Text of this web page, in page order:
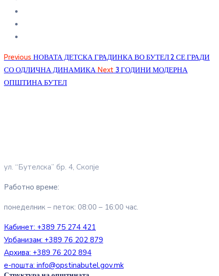
Previous НОВАТА ДЕТСКА ГРАДИНКА ВО БУТЕЛ 2 СЕ ГРАДИ
СО ОДЛИЧНА ДИНАМИКА Next 3 ГОДИНИ МОДЕРНА
ОПШТИНА БУТЕЛ
ул. “Бутелска” бр. 4, Скопје
Работно време:
понеделник – петок: 08:00 – 16:00 час.
Кабинет: +389 75 274 421
Урбанизам: +389 76 202 879
Архива: +389 76 202 894
е-пошта: info@opstinabutel.gov.mk